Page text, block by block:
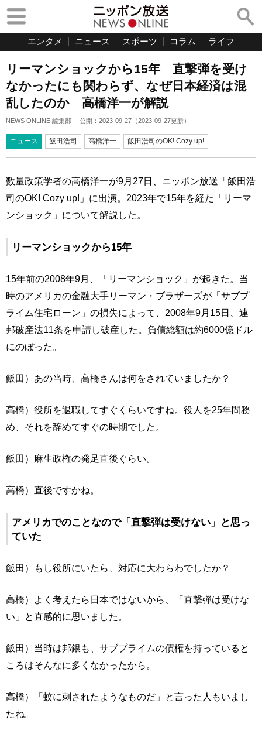
エンタメ ニュース スポーツ コラム ライフ
リーマンショックから15年 直撃弾を受け
なかったにも関わらず、なぜ日本経済は混
乱したのか 高橋洋一が解説
NEWS ONLINE 編集部 公開： 2023-09-27 （2023-09-27更新）
ニュース 飯田浩司 高橋洋一 飯田浩司のOK! Cozy up!
数量政策学者の高橋洋一が9月27日、ニッポン放送「飯田浩
司のOK! Cozy up!」に出演。2023年で15年を経た「リーマ
ンショック」について解説した。
リーマンショックから15年
15年前の2008年9月、「リーマンショック」が起きた。当
時のアメリカの金融大手リーマン・ブラザーズが「サブプ
ライム住宅ローン」の損失によって、2008年9月15日、連
邦破産法11条を申請し破産した。負債総額は約6000億ドル
にのぼった。
飯田）あの当時、高橋さんは何をされていましたか？
高橋）役所を退職してすぐくらいですね。役人を25年間務
め、それを辞めてすぐの時期でした。
飯田）麻生政権の発足直後ぐらい。
高橋）直後ですかね。
アメリカでのことなので「直撃弾は受けない」と思っ
ていた
飯田）もし役所にいたら、対応に大わらわでしたか？
高橋）よく考えたら日本ではないから、「直撃弾は受けな
い」と直感的に思いました。
飯田）当時は邦銀も、サブプライムの債権を持っていると
ころはそんなに多くなかったから。
高橋）「蚊に刺されたようなものだ」と言った人もいまし
たね。